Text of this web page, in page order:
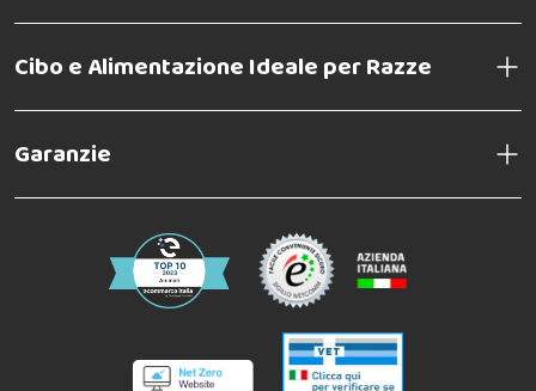
Cibo e Alimentazione Ideale per Razze
Garanzie